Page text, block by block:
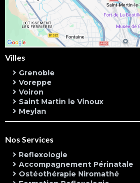
Villes
Grenoble
Voreppe
Voiron
Saint Martin le Vinoux
Meylan
Nos Services
Reflexologie
Accompagnement Périnatale
Ostéothérapie Niromathé